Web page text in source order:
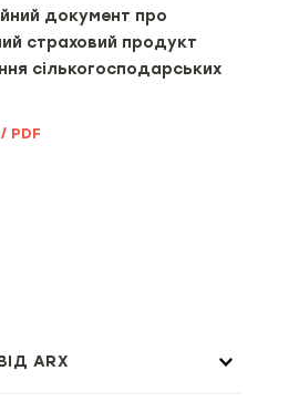
документ про
страховий продукт
сількогосподарських
PDF
ARX